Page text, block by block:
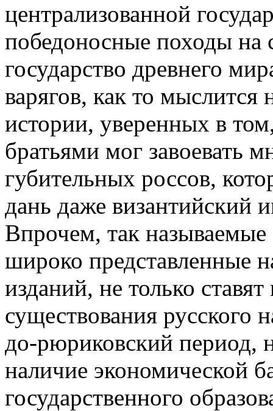
централизованной
победоносные походы на
государство древнего
варягов, как то мыслится
истории, уверенных в
братьями мог завоевать
губительных россов,
дань даже византийский
Впрочем, так называемые
широко представленные
изданий, не только
существования русского
до-рюриковский период,
наличие экономической
государственного